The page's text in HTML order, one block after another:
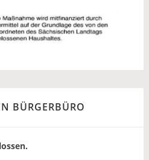
BÜRGERBÜRO